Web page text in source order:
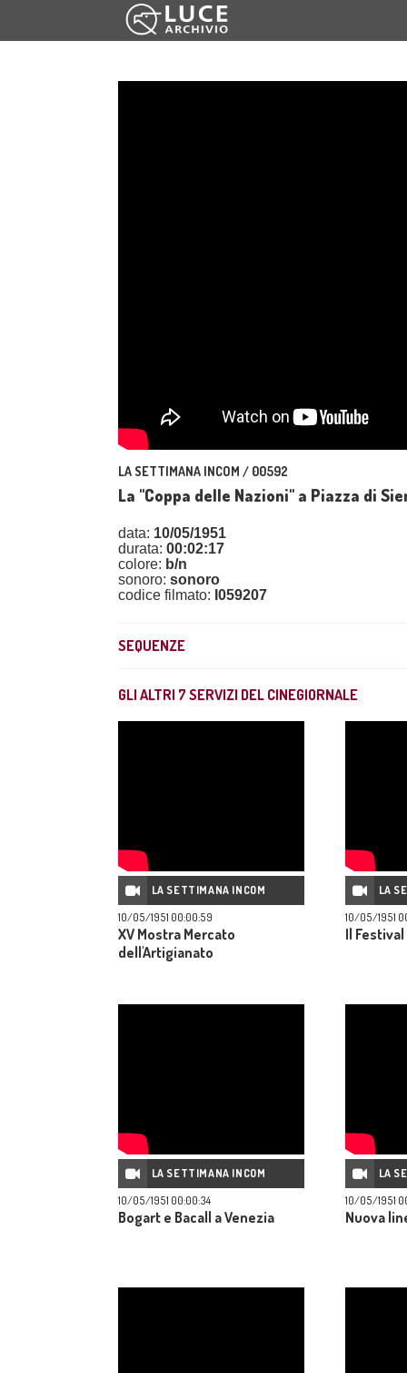
LA SETTIMANA INCOM / 00592
La "Coppa delle Nazioni" a Piazza di
data: 10/05/1951
durata: 00:02:17
colore: b/n
sonoro: sonoro
codice filmato: I059207
SEQUENZE
GLI ALTRI 7 SERVIZI DEL CINEGIORNALE
LA SETTIMANA INCOM
10/05/1951 00:00:59
XV Mostra Mercato
dell'Artigianato
LA
10/05/1951
Il
LA SETTIMANA INCOM
10/05/1951 00:00:34
Bogart e Bacall a Venezia
LA
10/05/1951
Nuova